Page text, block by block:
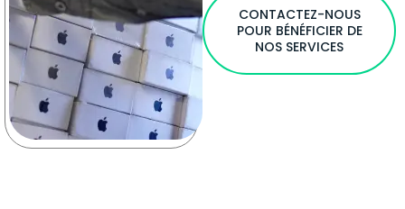
CONTACTEZ-NOUS
POUR BÉNÉFICIER DE
NOS SERVICES